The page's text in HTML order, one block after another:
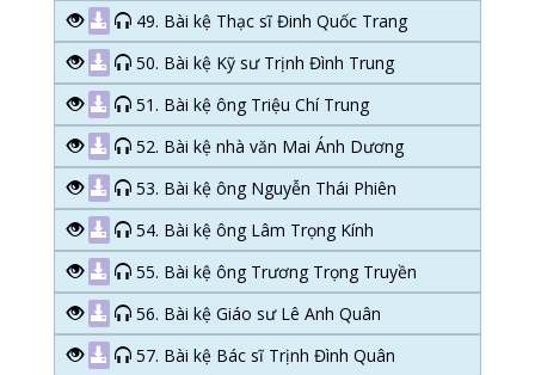
49. Bài kệ Thạc sĩ Đinh Quốc Trang
50. Bài kệ Kỹ sư Trịnh Đình Trung
51. Bài kệ ông Triệu Chí Trung
52. Bài kệ nhà văn Mai Ánh Dương
53. Bài kệ ông Nguyễn Thái Phiên
54. Bài kệ ông Lâm Trọng Kính
55. Bài kệ ông Trương Trọng Truyền
56. Bài kệ Giáo sư Lê Anh Quân
57. Bài kệ Bác sĩ Trịnh Đình Quân